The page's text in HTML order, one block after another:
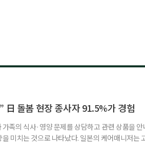
日 돌봄 현장 종사자 91.5%가 경험
족의 식사·영양 문제를 상담하고 관련 상품을
미치는 것으로 나타났다. 일본의 케어매니저는